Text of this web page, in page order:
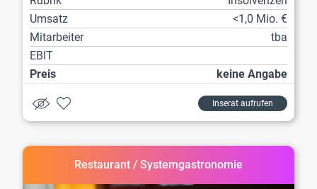
Umsatz
<1,0 Mio. €
Mitarbeiter
tba
EBIT
Preis
keine Angabe
Inserat aufrufen
Restaurant / Systemgastronomie